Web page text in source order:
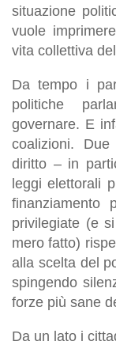
situazione
vuole
vita collettiva
Da tempo i
politiche
governare. E
coalizioni.
diritto – in
leggi elettorali
finanziamento
privilegiate (e
mero fatto)
alla scelta del
spingendo
forze più sane
Da un lato i